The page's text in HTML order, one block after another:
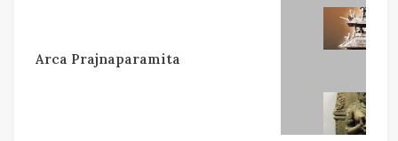
Arca Prajnaparamita